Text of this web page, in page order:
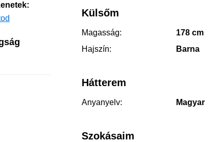
Külsőm
Magasság:
178 cm
Hajszín:
Barna
Hátterem
Anyanyelv: Magyar
Szokásaim